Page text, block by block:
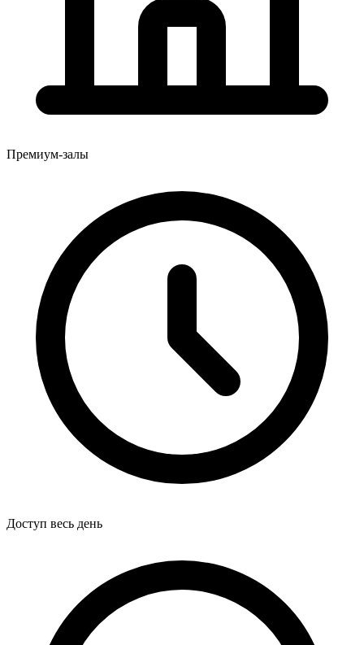
Премиум-залы
Доступ весь день